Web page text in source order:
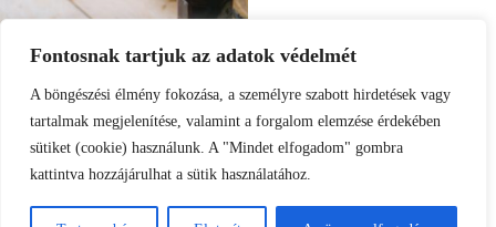
Fontosnak tartjuk az adatok védelmét
A böngészési élmény fokozása, a személyre szabott hirdetések vagy
tartalmak megjelenítése, valamint a forgalom elemzése érdekében
sütiket (cookie) használunk. A "Mindet elfogadom" gombra
kattintva hozzájárulhat a sütik használatához.